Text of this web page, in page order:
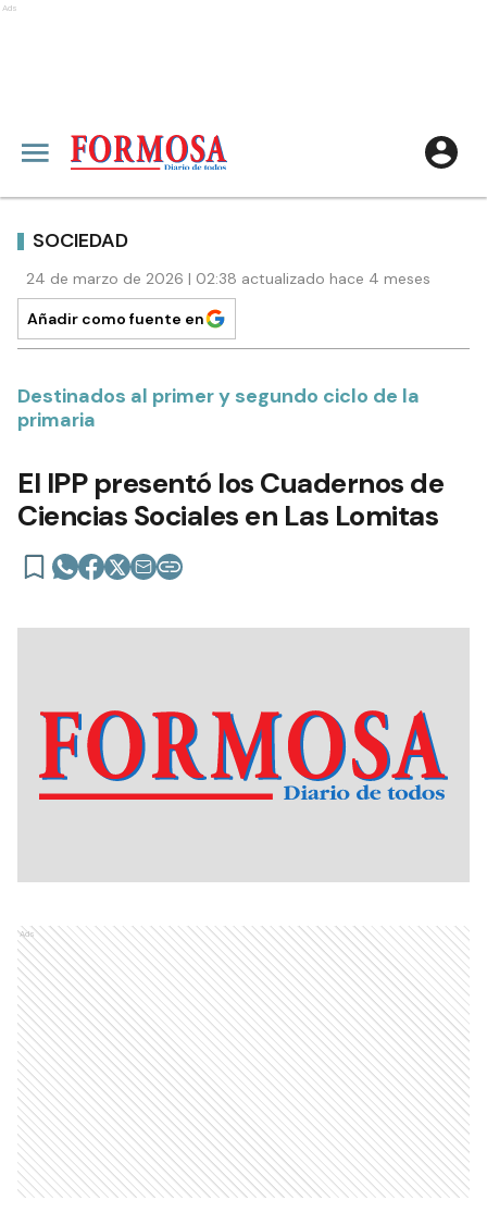
Ads
SOCIEDAD
24 de marzo de 2026 | 02:38 actualizado hace 4 meses
Añadir como fuente en
Destinados al primer y segundo ciclo de la
primaria
El IPP presentó los Cuadernos de
Ciencias Sociales en Las Lomitas
Ads